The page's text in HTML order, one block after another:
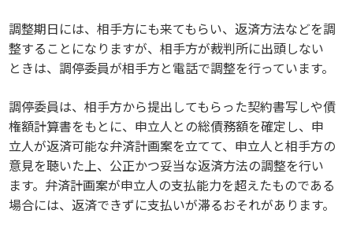
調整期日には、相手方にも来てもらい、返済方法などを調
整することになりますが、相手方が裁判所に出頭しない
ときは、調停委員が相手方と電話で調整を行っています。
調停委員は、相手方から提出してもらった契約書写しや債
権額計算書をもとに、申立人との総債務額を確定し、申
立人が返済可能な弁済計画案を立てて、申立人と相手方の
意見を聴いた上、公正かつ妥当な返済方法の調整を行い
ます。弁済計画案が申立人の支払能力を超えたものである
場合には、返済できずに支払いが滞るおそれがあります。